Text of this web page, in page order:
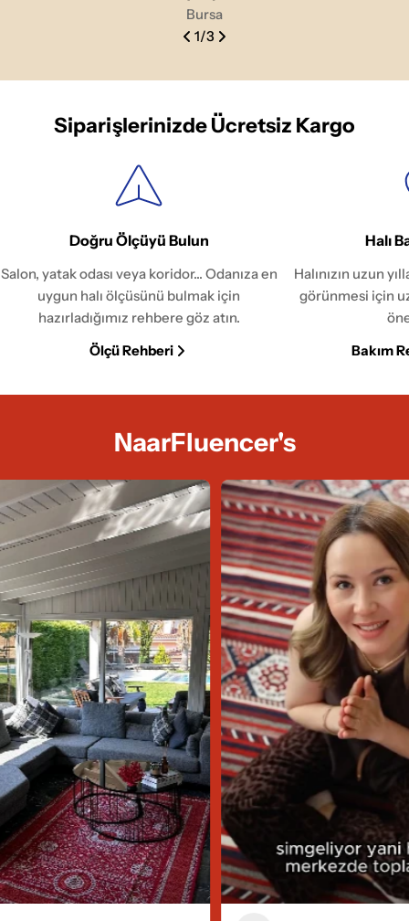
Bursa
1/3
Siparişlerinizde Ücretsiz Kargo
Doğru Ölçüyü Bulun
Salon, yatak odası veya koridor... Odanıza en
uygun halı ölçüsünü bulmak için
hazırladığımız rehbere göz atın.
Ölçü Rehberi
Halı
Halınızın uzun
görünmesi için
Bakım
NaarFluencer's